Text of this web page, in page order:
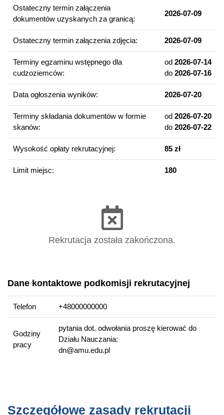
Prawo ochrony środowisk
Kompetencje absolwenta
Gruntowna i pogłębiona znajomość przepisów prawnych
oraz wykładni i stosowania prawa.
Rozszerzona teoretyczna wiedza o sposobach
rozwiązywania praktycznych prawnych przypadków
(casusów) na podstawie obowiązującego prawa.
Pogłębiona teoretyczna wiedza z prawa cywilnego,
administracyjnego, karnego, finansowego, gospodarczego i
międzynarodowego.
Perspektywy zawodowe
Ukończenie studiów na kierunku Prawo daje możliwość
obsłudze prawnej podmiotów gospodarczych (radcowie
rodzajów aplikacji koniecznych do wykonywania zawodów
instytucjach lub organizacjach publicznych i niepublicznych,
wymagających posiadania gruntownej wiedzy prawniczej.
Ostateczny termin załączenia
dokumentów uzyskanych za granicą:
2026-07-09
Ostateczny termin załączenia zdjęcia: 2026-07-09
Terminy egzaminu wstępnego dla
cudzoziemców:
od 2026-07-14
do 2026-07-16
Data ogłoszenia wyników: 2026-07-20
Terminy składania dokumentów w formie
skanów:
od 2026-07-20
do 2026-07-22
Wysokość opłaty rekrutacyjnej: 85 zł
Limit miejsc: 180
Rekrutacja została zakończona.
Dane kontaktowe podkomisji rekrutacyjnej
Telefon +48000000000
Godziny
pracy
pytania dot. odwołania proszę kierować do
Działu Nauczania:
dn@amu.edu.pl
Szczegółowe zasady rekrutacji